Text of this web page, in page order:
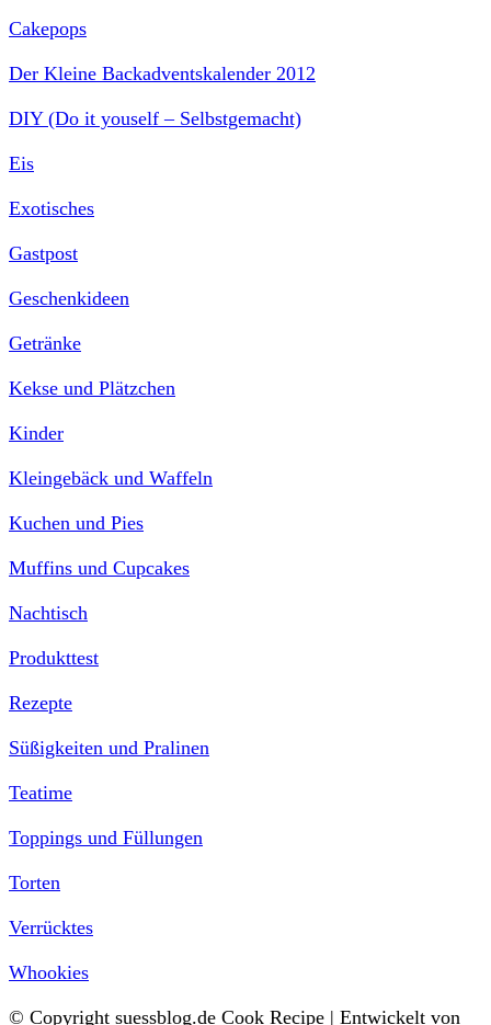
Cakepops
Der Kleine Backadventskalender 2012
DIY (Do it youself – Selbstgemacht)
Eis
Exotisches
Gastpost
Geschenkideen
Getränke
Kekse und Plätzchen
Kinder
Kleingebäck und Waffeln
Kuchen und Pies
Muffins und Cupcakes
Nachtisch
Produkttest
Rezepte
Süßigkeiten und Pralinen
Teatime
Toppings und Füllungen
Torten
Verrücktes
Whookies
© Copyright suessblog.de Cook Recipe | Entwickelt von